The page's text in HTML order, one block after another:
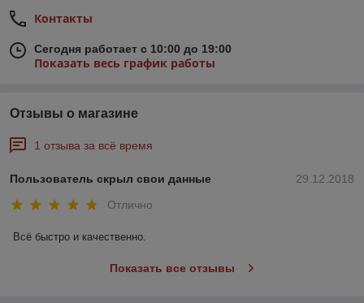
Контакты
Сегодня работает с 10:00 до 19:00
Показать весь график работы
Отзывы о магазине
1 отзыва за всё время
29.12.2018
Пользователь скрыл свои данные
Отлично
Всё быстро и качественно.
Показать все отзывы